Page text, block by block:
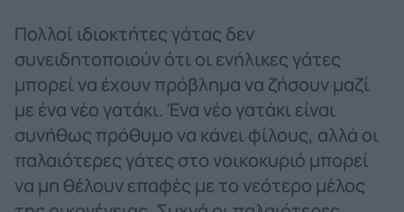
Πολλοί ιδιοκτήτες γάτας δεν
συνειδητοποιούν ότι οι ενήλικες γάτες
μπορεί να έχουν πρόβλημα να ζήσουν μαζί
με ένα νέο γατάκι. Ένα νέο γατάκι είναι
συνήθως πρόθυμο να κάνει φίλους, αλλά οι
παλαιότερες γάτες στο νοικοκυριό μπορεί
να μη θέλουν επαφές με το νεότερο μέλος